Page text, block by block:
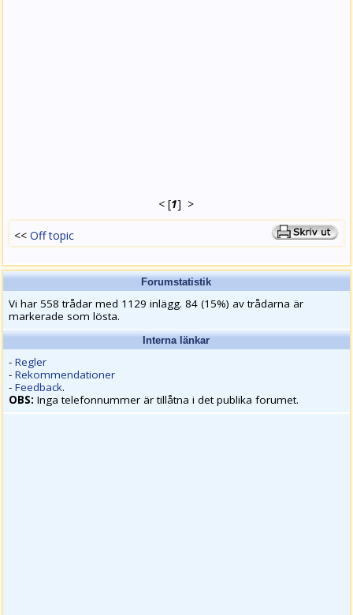
<[1] >
<< Off topic
Forumstatistik
Vi har 558 trådar med 1129 inlägg. 84 (15%) av trådarna är
markerade som lösta.
Interna länkar
-Regler
-Rekommendationer
-Feedback.
OBS: Inga telefonnummer är tillåtna i det publika forumet.